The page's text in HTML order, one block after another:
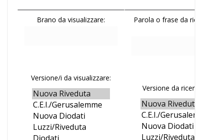
Brano da visualizzare:
Versione/i da visualizzare:
Parola o frase da
Versione da ricercare: